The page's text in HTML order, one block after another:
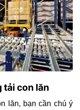
tải con lăn
lăn, bạn cần chú ý